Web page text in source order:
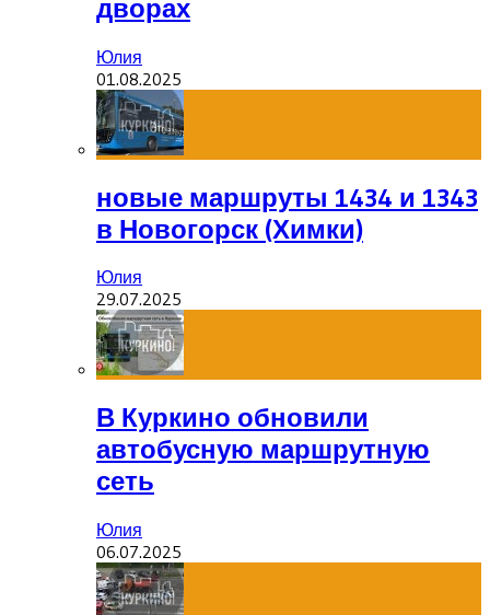
дворах
Юлия
01.08.2025
новые маршруты 1434 и 1343
в Новогорск (Химки)
Юлия
29.07.2025
В Куркино обновили
автобусную маршрутную
сеть
Юлия
06.07.2025